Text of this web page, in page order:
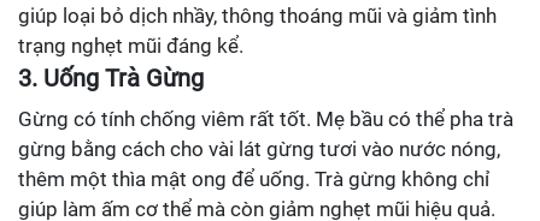
giúp loại bỏ dịch nhầy, thông thoáng mũi và giảm tình
trạng nghẹt mũi đáng kể.
3. Uống Trà Gừng
Gừng có tính chống viêm rất tốt. Mẹ bầu có thể pha trà
gừng bằng cách cho vài lát gừng tươi vào nước nóng,
thêm một thìa mật ong để uống. Trà gừng không chỉ
giúp làm ấm cơ thể mà còn giảm nghẹt mũi hiệu quả.